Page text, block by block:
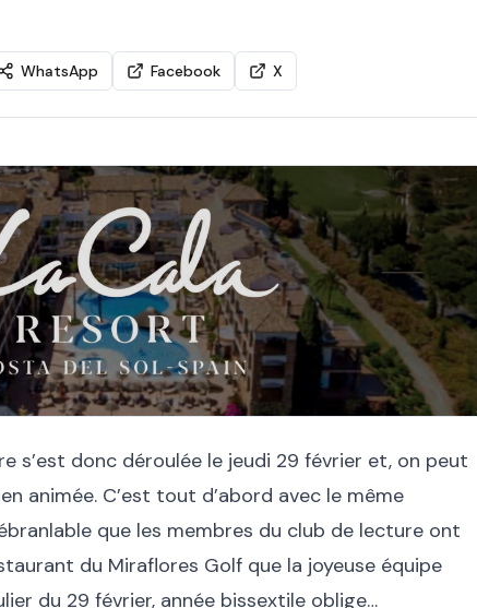
WhatsApp Facebook X
s’est donc déroulée le jeudi 29 février et, on peut
animée. C’est tout d’abord avec le même
que les membres du club de lecture ont
du Miraflores Golf que la joyeuse équipe
du 29 février, année bissextile oblige…